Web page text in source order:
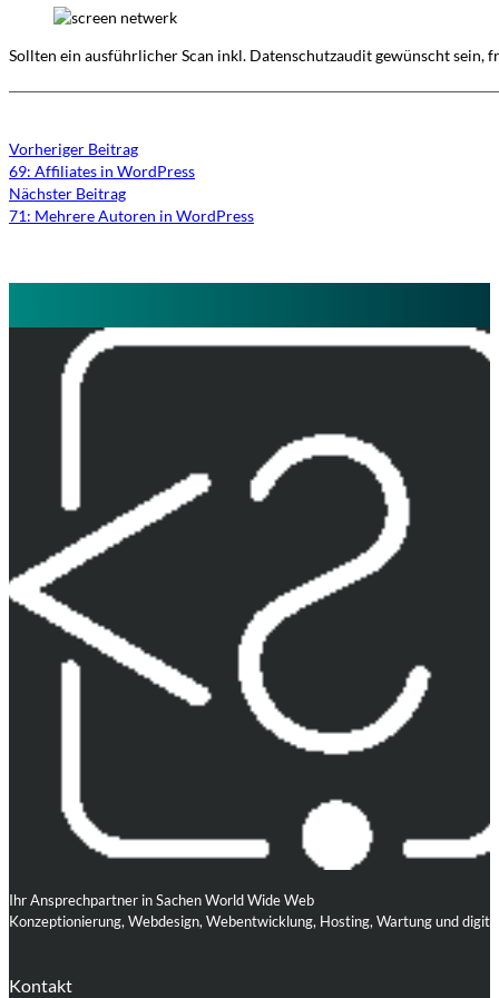
Sollten ein ausführlicher Scan inkl. Datenschutzaudit gewünscht
Vorheriger Beitrag
69: Affiliates in WordPress
Nächster Beitrag
71: Mehrere Autoren in WordPress
Ihr Ansprechpartner in Sachen World Wide Web
Konzeptionierung, Webdesign, Webentwicklung, Hosting, Wartung und
Kontakt